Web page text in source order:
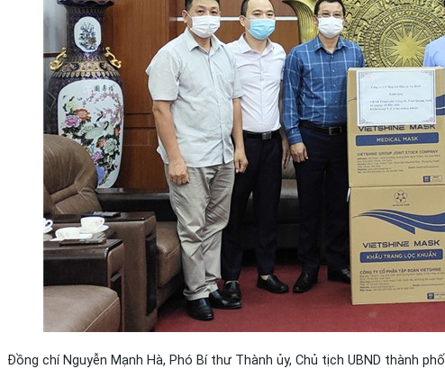
Đồng chí Nguyễn Mạnh Hà, Phó Bí thư Thành ủy, Chủ tịch UBND thành